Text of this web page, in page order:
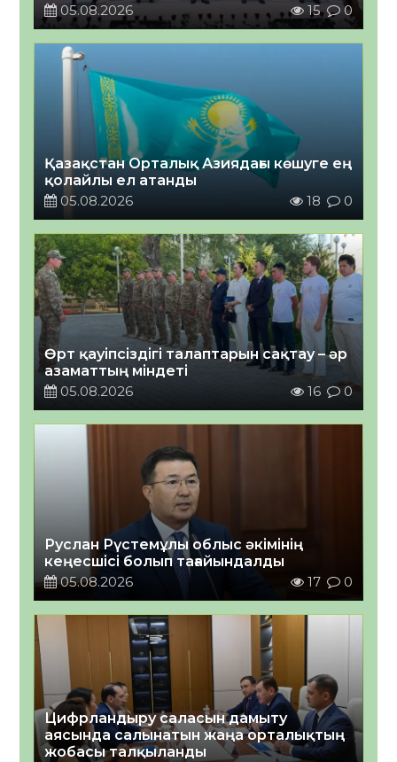
05.08.2026
15 0
Қазақстан Орталық Азиядағы көшуге ең
қолайлы ел атанды
05.08.2026
18 0
Өрт қауіпсіздігі талаптарын сақтау – әр
азаматтың міндеті
05.08.2026
16 0
Руслан Рүстемұлы облыс әкімінің
кеңесшісі болып тағайындалды
05.08.2026
17 0
Цифрландыру саласын дамыту
аясында салынатын жаңа орталықтың
жобасы талқыланды